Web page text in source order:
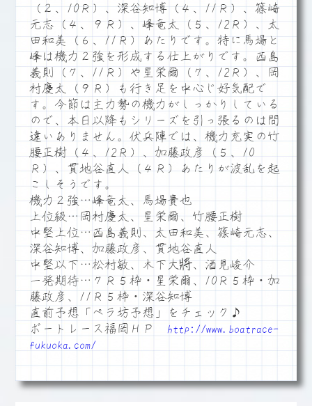
（２、10Ｒ）、深谷知博（４、11Ｒ）、篠崎
元志（４、９Ｒ）、峰竜太（５、12Ｒ）、太
田和美（６、11Ｒ）あたりです。特に馬場と
峰は機力２強を形成する仕上がりです。西島
義則（７、11Ｒ）や星栄爾（７、12Ｒ）、岡
村慶太（９Ｒ）も行き足を中心じ好気配で
す。今節は主力勢の機力がしっかりしている
ので、本日以降もシリーズを引っ張るのは間
違いありません。伏兵陣では、機力充実の竹
腰正樹（４、12Ｒ）、加藤政彦（５、10
Ｒ）、貫地谷直人（４Ｒ）あたりが波乱を起
こしそうです。
機力２強…峰竜太、馬場貴也
上位級…岡村慶太、星栄爾、竹腰正樹
中堅上位…西島義則、太田和美、篠崎元志、
深谷知博、加藤政彦、貫地谷直人
中堅以下…松村敏、木下大將、酒見峻介
一発期待…７Ｒ５枠・星栄爾、10Ｒ５枠・加
藤政彦、11Ｒ５枠・深谷知博
直前予想「ペラ坊予想」をチェック♪
ボートレース福岡ＨＰ http://www.boatrace-
fukuoka.com/